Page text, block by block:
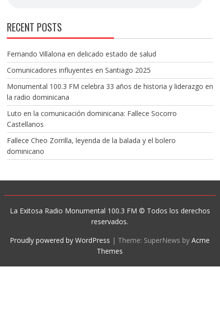
RECENT POSTS
Fernando Villalona en delicado estado de salud
Comunicadores influyentes en Santiago 2025
Monumental 100.3 FM celebra 33 años de historia y liderazgo en
la radio dominicana
Luto en la comunicación dominicana: Fallece Socorro
Castellanos
Fallece Cheo Zorrilla, leyenda de la balada y el bolero
dominicano
La Exitosa Radio Monumental 100.3 FM © Todos los derechos
reservados.
Proudly powered by WordPress | Theme: SuperNews byAcme
Themes